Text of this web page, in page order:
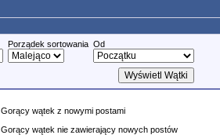
Porządek sortowania Od
Gorący wątek z nowymi postami
Gorący wątek nie zawierający nowych postów